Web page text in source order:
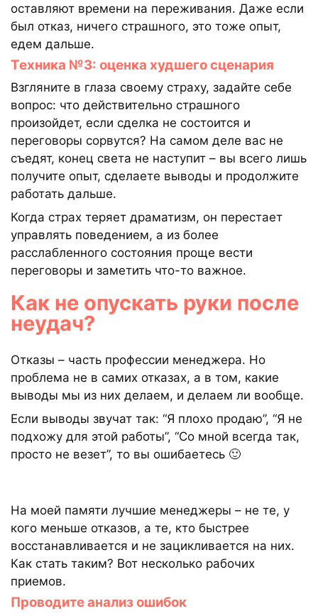
оставляют времени на переживания. Даже если
был отказ, ничего страшного, это тоже опыт,
едем дальше.
Техника №3: оценка худшего сценария
Взгляните в глаза своему страху, задайте себе
вопрос: что действительно страшного
произойдет, если сделка не состоится и
переговоры сорвутся? На самом деле вас не
съедят, конец света не наступит – вы всего лишь
получите опыт, сделаете выводы и продолжите
работать дальше.
Когда страх теряет драматизм, он перестает
управлять поведением, а из более
расслабленного состояния проще вести
переговоры и заметить что-то важное.
Как не опускать руки после
неудач?
Отказы – часть профессии менеджера. Но
проблема не в самих отказах, а в том, какие
выводы мы из них делаем, и делаем ли вообще.
Если выводы звучат так: “Я плохо продаю”, “Я не
подхожу для этой работы”, “Со мной всегда так,
просто не везет”, то вы ошибаетесь 🙂
На моей памяти лучшие менеджеры – не те, у
кого меньше отказов, а те, кто быстрее
восстанавливается и не зацикливается на них.
Как стать таким? Вот несколько рабочих
приемов.
Проводите анализ ошибок